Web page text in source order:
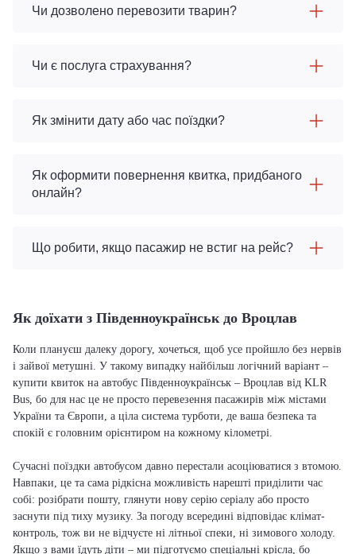
Чи дозволено перевозити тварин?
Чи є послуга страхування?
Як змінити дату або час поїздки?
Як оформити повернення квитка, придбаного
онлайн?
Що робити, якщо пасажир не встиг на рейс?
Як доїхати з Південноукраїнськ до Вроцлав
Коли плануєш далеку дорогу, хочеться, щоб усе пройшло без нервів
і зайвої метушні. У такому випадку найбільш логічний варіант –
купити квиток на автобус Південноукраїнськ – Вроцлав від KLR
Bus, бо для нас це не просто перевезення пасажирів між містами
України та Європи, а ціла система турботи, де ваша безпека та
спокій є головним орієнтиром на кожному кілометрі.
Сучасні поїздки автобусом давно перестали асоціюватися з втомою.
Навпаки, це та сама рідкісна можливість нарешті приділити час
собі: розібрати пошту, глянути нову серію серіалу або просто
заснути під тиху музику. За погоду всередині відповідає клімат-
контроль, тож ви не відчуєте ні літньої спеки, ні зимового холоду.
Якщо з вами їдуть діти – ми підготуємо спеціальні крісла, бо